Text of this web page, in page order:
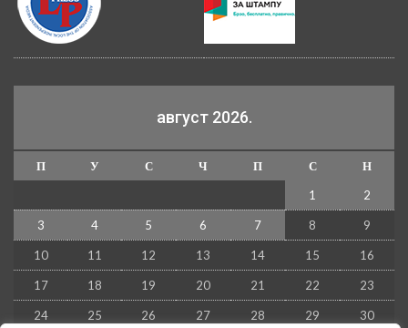
август 2026.
П У С Ч П С
Н
1
2
3 4 5 6 7 8 9
10 11 12 13 14 15 16
17 18 19 20 21 22 23
24 25 26 27 28 29 30